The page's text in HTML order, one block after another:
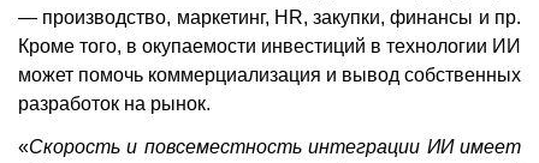
— производство, маркетинг, HR, закупки, финансы и пр.
Кроме того, в окупаемости инвестиций в технологии ИИ
может помочь коммерциализация и вывод собственных
разработок на рынок.
«Скорость и повсеместность интеграции ИИ имеет